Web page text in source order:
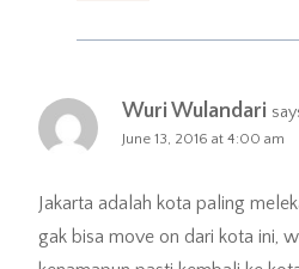
Wuri Wulandari
June 13, 2016 at 4:00 am
Jakarta adalah kota paling
gak bisa move on dari kota ini,